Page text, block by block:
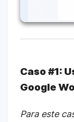
Caso #1:
Google
Para este